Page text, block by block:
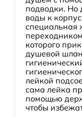
подводки. Но
воды к
специальная
которого
душевой
лейкой
сама лейка
помощью
чтобы